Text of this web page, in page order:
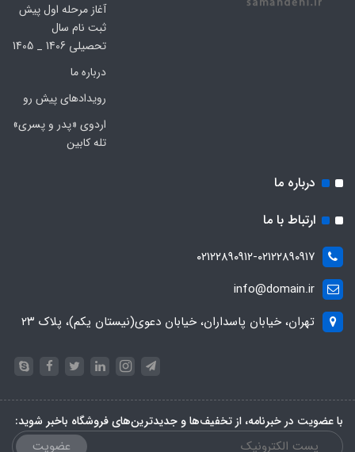
آغاز مرحله اول پیش
ثبت نام سال
تحصیلی 1406 _ 1405
درباره ما
رویدادهای پیش رو
اردوی «پدر و پسری»
تله کابین
درباره ما
ارتباط با ما
۰۲۱۲۲۸۹۰۹۱۲-۰۲۱۲۲۸۹۰۹۱۷
info@domain.ir
تهران، خیابان پاسداران، خیابان دعوی(نیستان یکم)، پلاک ۲۳
با عضویت در خبرنامه، از تخفیف‌ها و جدیدترین‌های فروشگاه باخبر شوید:
عضویت